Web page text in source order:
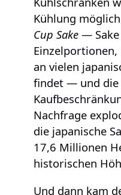
Kühlung
Cup Sake —
an vielen
findet — und die
Nachfrage
die japanische
17,6 Millionen
historischen
Und dann kam